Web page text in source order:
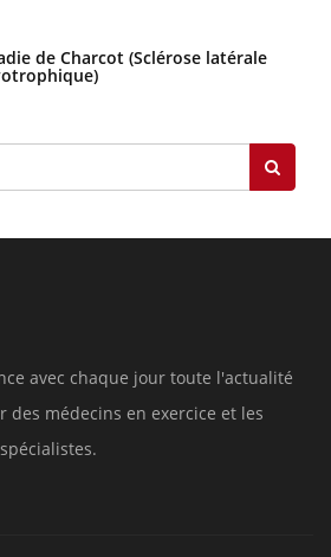
de Charcot (Sclérose latérale
avec chaque jour toute l'actualité
des médecins en exercice et les